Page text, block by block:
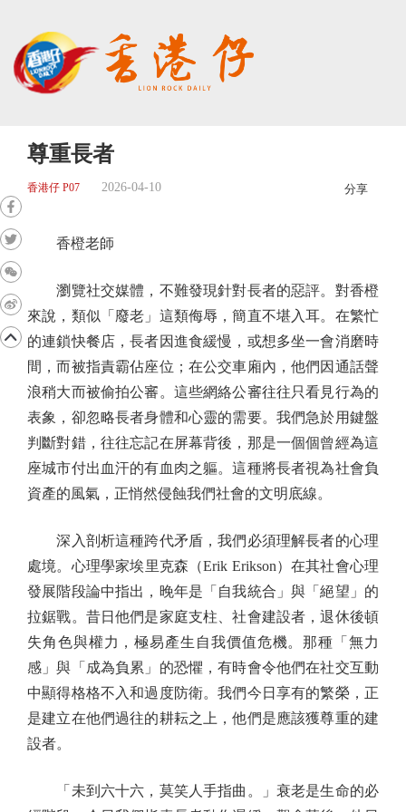
尊重長者
香港仔 P07 2026-04-10 分享
香橙老師
瀏覽社交媒體，不難發現針對長者的惡評。對香橙
來說，類似「廢老」這類侮辱，簡直不堪入耳。在繁忙
的連鎖快餐店，長者因進食緩慢，或想多坐一會消磨時
間，而被指責霸佔座位；在公交車廂內，他們因通話聲
浪稍大而被偷拍公審。這些網絡公審往往只看見行為的
表象，卻忽略長者身體和心靈的需要。我們急於用鍵盤
判斷對錯，往往忘記在屏幕背後，那是一個個曾經為這
座城市付出血汗的有血肉之軀。這種將長者視為社會負
資產的風氣，正悄然侵蝕我們社會的文明底線。
深入剖析這種跨代矛盾，我們必須理解長者的心理
處境。心理學家埃里克森（Erik Erikson）在其社會心理
發展階段論中指出，晚年是「自我統合」與「絕望」的
拉鋸戰。昔日他們是家庭支柱、社會建設者，退休後頓
失角色與權力，極易產生自我價值危機。那種「無力
感」與「成為負累」的恐懼，有時會令他們在社交互動
中顯得格格不入和過度防衛。我們今日享有的繁榮，正
是建立在他們過往的耕耘之上，他們是應該獲尊重的建
設者。
「未到六十六，莫笑人手指曲。」衰老是生命的必